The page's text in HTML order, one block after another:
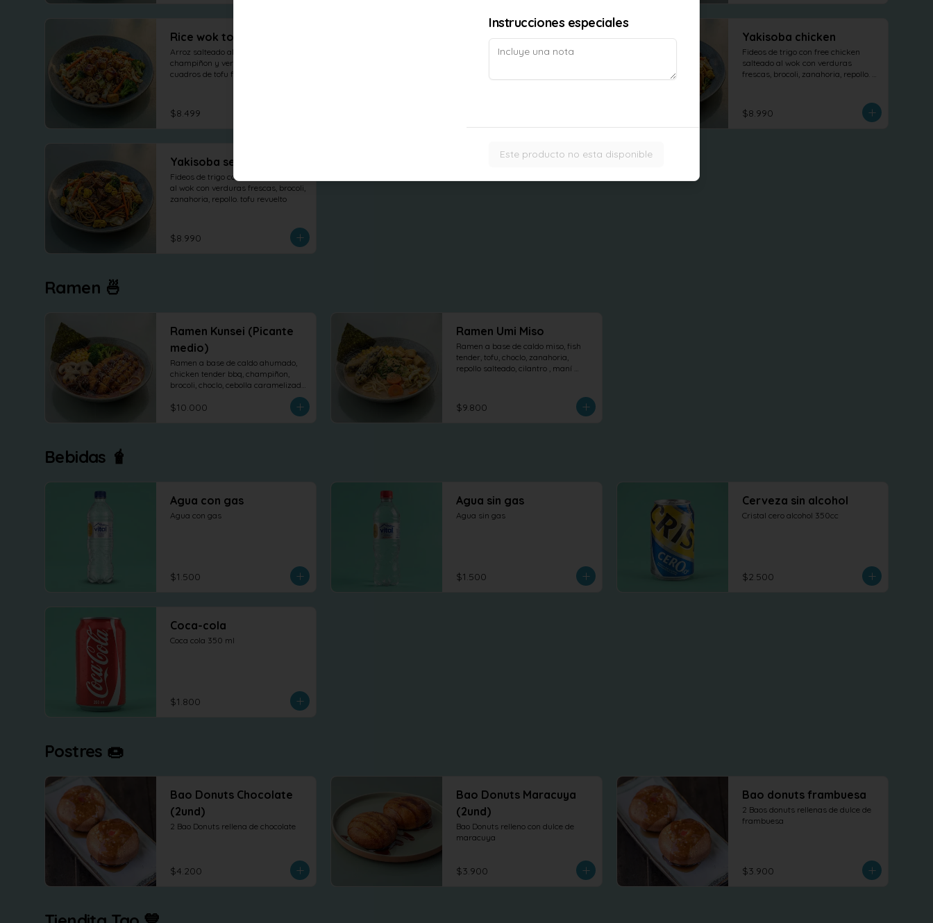
Rice wok tofu teriyaki
Arroz salteado al wok con
champiñon y verduras frescas,
cuadros de tofu frito con topping
$8.499
Tallarin saltado
Tallarines saltados con seitan,
Yakisoba chicken
Fideos de trigo con free chicken
salteado al wok con verduras
frescas, brocoli, zanahoria, repollo.
$8.990
Yakisoba seitan
Fideos de trigo con seitan salteado
al wok con verduras frescas, brocoli,
zanahoria, repollo. tofu revuelto
$8.990
Ramen 🍜
Ramen Kunsei (Picante
medio)
Ramen a base de caldo ahumado,
chicken tender bbq, champiñon,
brocoli, choclo, cebolla caramelizada
$10.000
Ramen Umi Miso
Ramen a base de caldo miso, fish
tender, tofu, choclo, zanahoria,
repollo salteado, cilantro , maní
$9.800
Bebidas 🧋
Agua con gas
Agua con gas
$1.500
Agua sin gas
Agua sin gas
$1.500
Cerveza sin alcohol
Cristal cero alcohol 350cc
$2.500
Coca-cola
Coca cola 350 ml
$1.800
Postres 🍩
Bao Donuts Chocolate
(2und)
2 Bao Donuts rellena de chocolate
$4.200
Bao Donuts Maracuya
(2und)
Bao Donuts relleno con dulce de
maracuya
$3.900
Bao donuts frambuesa
2 Baos donuts rellenas de dulce de
frambuesa
$3.900
Instrucciones especiales
Este producto no esta disponible